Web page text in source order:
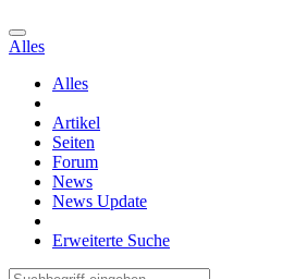
Alles
Alles
Artikel
Seiten
Forum
News
News Update
Erweiterte Suche